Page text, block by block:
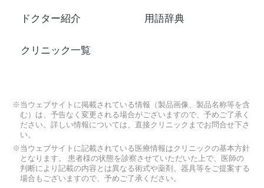
ドクター紹介
クリニック一覧
用語辞典
※当ウェブサイトに掲載されている情報（製品画像、製品名称等を含
む）は、予告なく変更される場合がございますので、予めご了承く
ださい。詳しい情報については、直接クリニックまでお問合せ下さ
い。
※当ウェブサイトに記載されている医療情報はクリニックの基本方針
となります。 患者様の状態を診察させていただいた上で、医師の
判断により記載の内容とは異なる術式や薬剤、器具等をご提案する
場合もございますので、予めご了承ください。